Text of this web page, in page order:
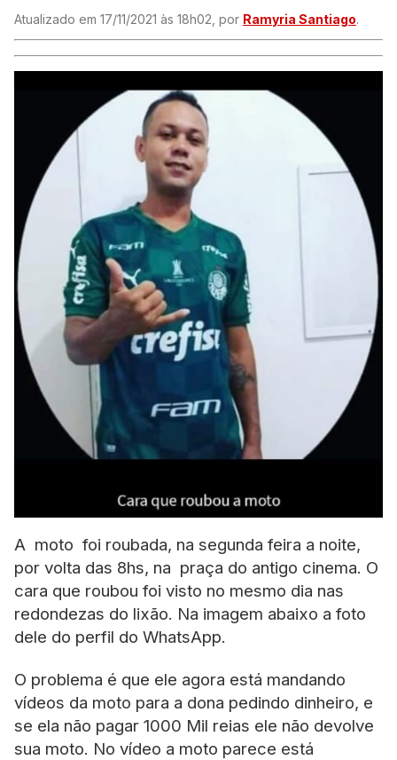
Atualizado em 17/11/2021 às 18h02, por Ramyria Santiago.
A moto foi roubada, na segunda feira a noite,
por volta das 8hs, na praça do antigo cinema. O
cara que roubou foi visto no mesmo dia nas
redondezas do lixão. Na imagem abaixo a foto
dele do perfil do WhatsApp.
O problema é que ele agora está mandando
vídeos da moto para a dona pedindo dinheiro, e
se ela não pagar 1000 Mil reias ele não devolve
sua moto. No vídeo a moto parece está